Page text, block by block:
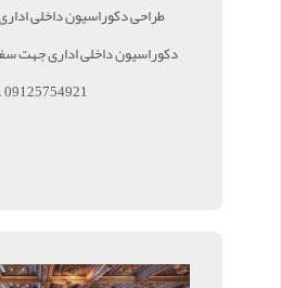
طراحی دکوراسیون داخلی
دکوراسیون داخلی اداری جهت
09125754921 ...